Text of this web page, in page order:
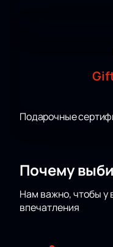
Подарочные
Почему
Нам важно, чтобы у
впечатления